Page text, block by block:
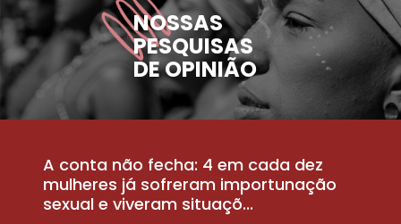
NOSSAS
PESQUISAS
DE OPINIÃO
A conta não fecha: 4 em cada dez
mulheres já sofreram importunação
sexual e viveram situaçõ...